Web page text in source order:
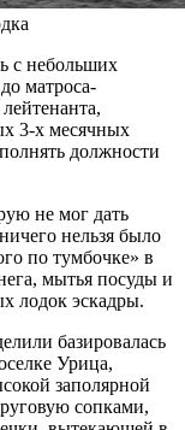
с небольших
матроса-
3-х месячных
должности
не мог дать
нельзя было
по тумбочке» в
мытья посуды и
лодок эскадры.
базировалась
Урица,
заполярной
сопками,